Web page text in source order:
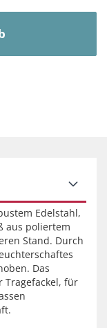
Edelstahl,
aus poliertem
Stand. Durch
Das
Tragefackel, für